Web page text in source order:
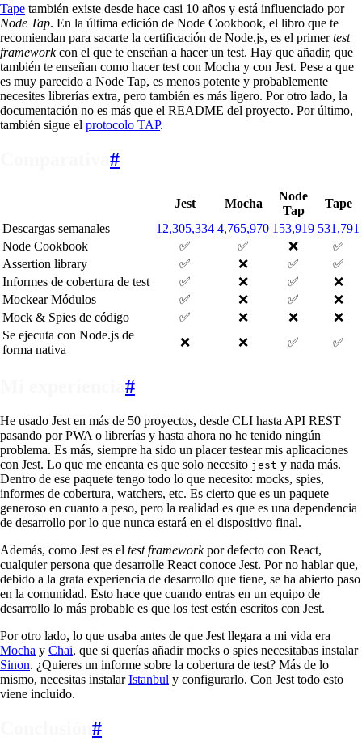
Tape también existe desde hace casi 10 años y está influenciado por
Node Tap. En la última edición de Node Cookbook, el libro que te
recomiendan para sacarte la certificación de Node.js, es el primertest
frameworkcon el que te enseñan a hacer un test. Hay que añadir, que
también te enseñan como hacer test con Mocha y con Jest. Pese a que
es muy parecido a Node Tap, es menos potente y probablemente
necesites librerías extra, pero también es más ligero. Por otro lado, la
documentación no es más que el README del proyecto. Por último,
también sigue el protocolo TAP.
#
Jest Mocha
Node
Tap
Tape
Descargas semanales
12,305,334 4,765,970 153,919 531,791
Node Cookbook
✅ ✅ ❌
✅
Assertion library
✅ ❌ ✅
✅
Informes de cobertura de test
✅ ❌ ✅
❌
Mockear Módulos
✅ ❌ ✅
❌
Mock & Spies de código
✅ ❌ ❌
❌
Se ejecuta con Node.js de
forma nativa
❌ ❌ ✅ ✅
#
He usado Jest en más de 50 proyectos, desde CLI hasta API REST
pasando por PWA o librerías y hasta ahora no he tenido ningún
problema. Es más, siempre ha sido un placer testear mis aplicaciones
con Jest. Lo que me encanta es que solo necesito jest y nada más.
Dentro de ese paquete tengo todo lo que necesito: mocks, spies,
informes de cobertura, watchers, etc. Es cierto que es un paquete
generoso en cuanto a peso, pero la realidad es que es una dependencia
de desarrollo por lo que nunca estará en el dispositivo final.
Además, como Jest es el test frameworkpor defecto con React,
cualquier persona que desarrolle React conoce Jest. Por no hablar que,
debido a la grata experiencia de desarrollo que tiene, se ha abierto paso
en la comunidad. Esto hace que cuando entras en un equipo de
desarrollo lo más probable es que los test estén escritos con Jest.
Por otro lado, lo que usaba antes de que Jest llegara a mi vida era
Mocha y Chai, que si querías añadir mocks o spies necesitabas instalar
Sinon. ¿Quieres un informe sobre la cobertura de test? Más de lo
mismo, necesitas instalarIstanbul y configurarlo. Con Jest todo esto
viene incluido.
#